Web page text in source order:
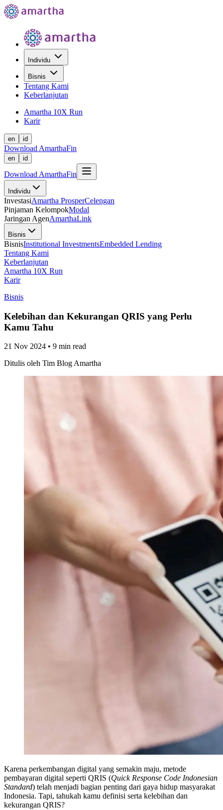
Individu
Bisnis
Tentang Kami
Keberlanjutan
Amartha 10X Run
Karir
en id
Download AmarthaFin
en id
Download AmarthaFin
Individu
InvestasiAmartha ProsperCelengan
Pinjaman KelompokModal
Jaringan AgenAmarthaLink
Bisnis
BisnisInstitutional InvestmentsEmbedded Lending
Tentang Kami
Keberlanjutan
Amartha 10X Run
Karir
Bisnis
Kelebihan dan Kekurangan QRIS yang Perlu
Kamu Tahu
21 Nov 2024 • 9 min read
Ditulis oleh Tim Blog Amartha
Karena perkembangan digital yang semakin maju, metode
pembayaran digital seperti QRIS (Quick Response Code Indonesian
Standard) telah menjadi bagian penting dari gaya hidup masyarakat
Indonesia. Tapi, tahukah kamu definisi serta kelebihan dan
kekurangan QRIS?